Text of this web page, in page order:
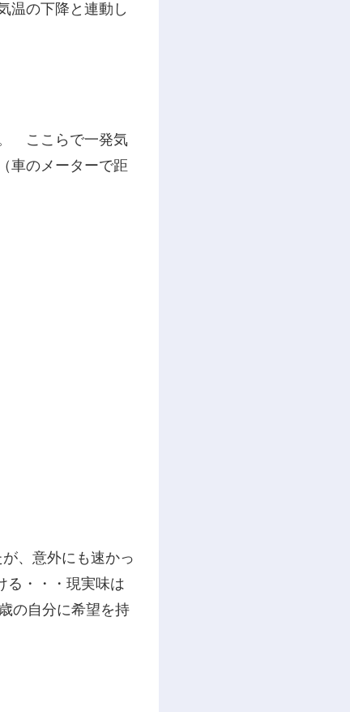
温の下降と連動し
。 ここらで一発気
車のメーターで距
、意外にも速かっ
・・・現実味は
の自分に希望を持